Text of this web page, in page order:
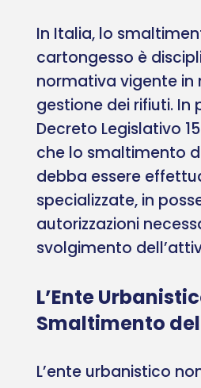
In Italia, lo
cartongesso è
normativa vigente in
gestione dei rifiuti. In
Decreto Legislativo
che lo smaltimento
debba essere
specializzate, in
autorizzazioni
svolgimento
L’Ente
Smaltimento
L’ente urbanistico